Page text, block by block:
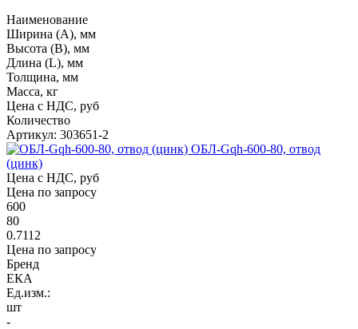
Наименование
Ширина (А), мм
Высота (В), мм
Длина (L), мм
Толщина, мм
Масса, кг
Цена с НДС, руб
Количество
Артикул: 303651-2
ОБЛ-Gqh-600-80, отвод
(цинк)
Цена с НДС, руб
Цена по запросу
600
80
0.7112
Цена по запросу
Бренд
ЕКА
Ед.изм.:
шт
-